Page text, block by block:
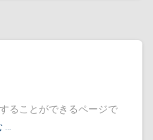
ることができるページで